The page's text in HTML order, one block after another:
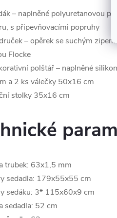
– naplněné polyuretanovou
s připevňovacími popruhy
– opěrek se suchým
Flocke
polštář – naplněné
a 2 ks válečky 50x16 cm
stolky 35x16 cm
trubek: 63x1,5 mm
sedadla: 179x55x55 cm
sedáku: 3* 115x60x9 cm
sedadla: 52 cm